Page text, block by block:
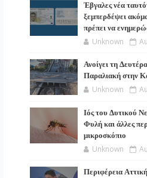
Έβγαλες νέα
ξεμπερδέψει
πρέπει να
Unknown
Ανοίγει τη
Παραλιακή στην
Unknown
Ιός του Δυτικού
Φυλή και άλλες
μικροσκόπιο
Unknown
Περιφέρεια